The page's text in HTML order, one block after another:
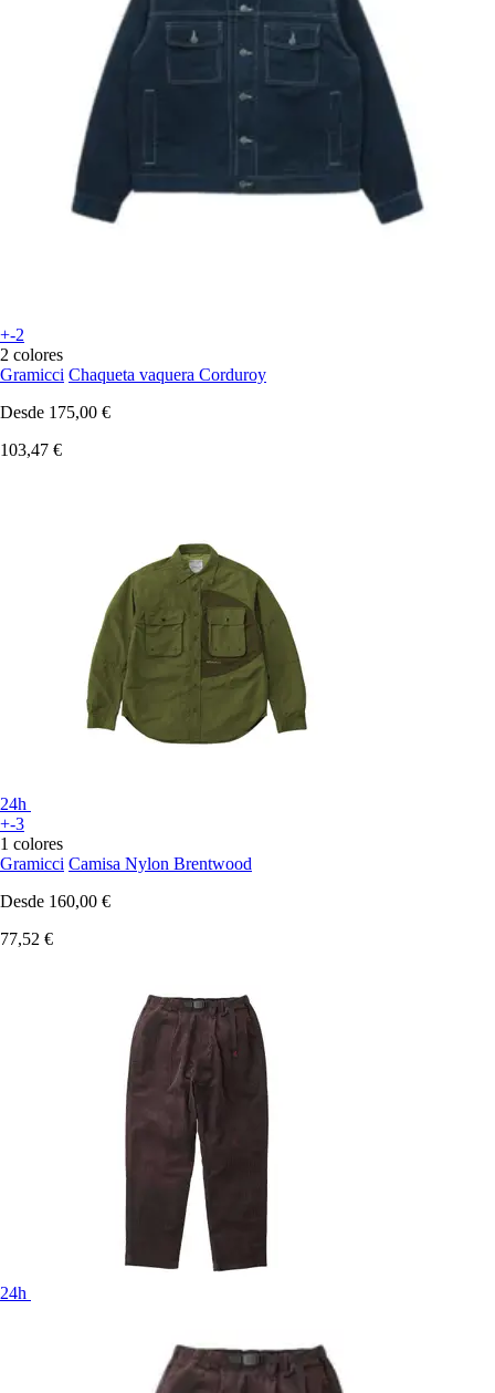
+-2
2 colores
Gramicci Chaqueta vaquera Corduroy
Desde 175,00 €
103,47 €
24h
+-3
1 colores
Gramicci Camisa Nylon Brentwood
Desde 160,00 €
77,52 €
24h